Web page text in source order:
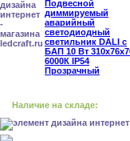
Наличие на складе: